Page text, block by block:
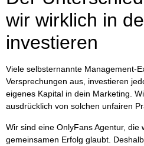
wir wirklich in
investieren
Viele selbsternannte Management-
Versprechungen aus, investieren
eigenes Kapital in dein Marketing.
ausdrücklich von solchen unfairen
Wir sind eine OnlyFans Agentur, die
gemeinsamen Erfolg glaubt.